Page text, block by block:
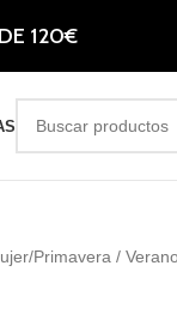
120€
Primavera / Verano